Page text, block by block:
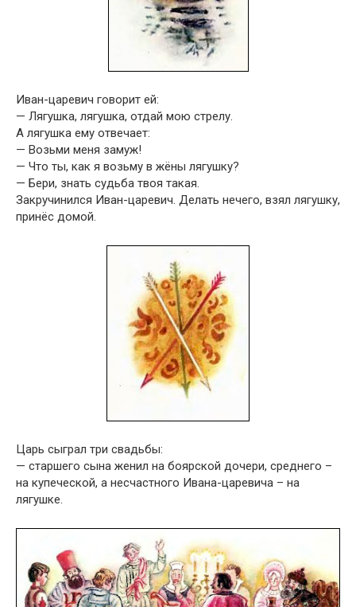
Иван-царевич говорит ей:
— Лягушка, лягушка, отдай мою стрелу.
А лягушка ему отвечает:
— Возьми меня замуж!
— Что ты, как я возьму в жёны лягушку?
— Бери, знать судьба твоя такая.
Закручинился Иван-царевич. Делать нечего, взял лягушку,
принёс домой.
Царь сыграл три свадьбы:
— старшего сына женил на боярской дочери, среднего –
на купеческой, а несчастного Ивана-царевича – на
лягушке.